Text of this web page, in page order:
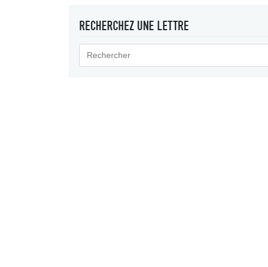
RECHERCHEZ UNE LETTRE